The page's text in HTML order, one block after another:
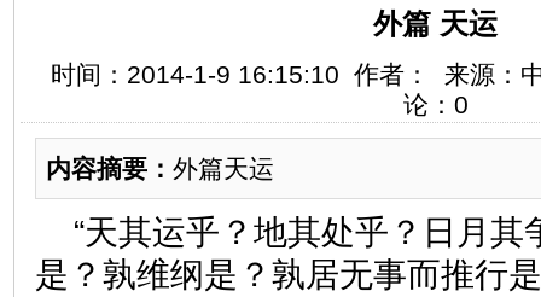
外篇 天运
时间：2014-1-9 16:15:10 作者： 来源：
论： 0
内容摘要： 外篇天运
“天其运乎？地其处乎？日月其
是？孰维纲是？孰居无事而推行